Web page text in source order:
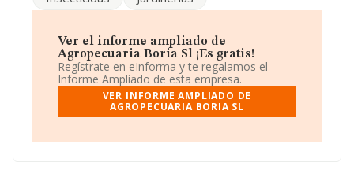
es 'Explotación de ganado porcino' con código 0146. La
Según los datos a disposición de INFORMA, ha tenido
un número de empleados por debajo de la media de
sector.
Dentro del ranking de empresas elaborado por
INFORMA, atendiendo a los niveles de facturación de la
sector, la empresa se ha colocado 87 puestos más
Ver el informe ampliado de
Agropecuaria Boria Sl ¡Es gratis!
Regístrate en eInforma y te regalamos el
Informe Ampliado de esta empresa.
VER INFORME AMPLIADO DE
AGROPECUARIA BORIA SL